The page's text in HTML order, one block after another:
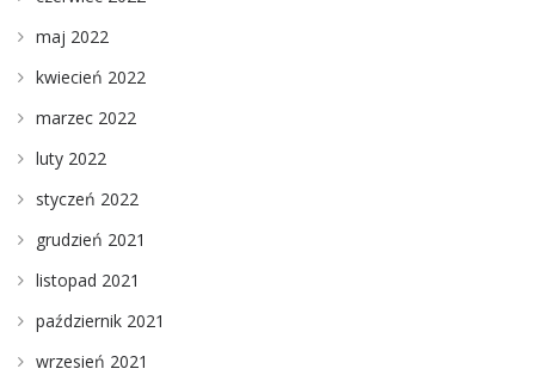
maj 2022
kwiecień 2022
marzec 2022
luty 2022
styczeń 2022
grudzień 2021
listopad 2021
październik 2021
wrzesień 2021